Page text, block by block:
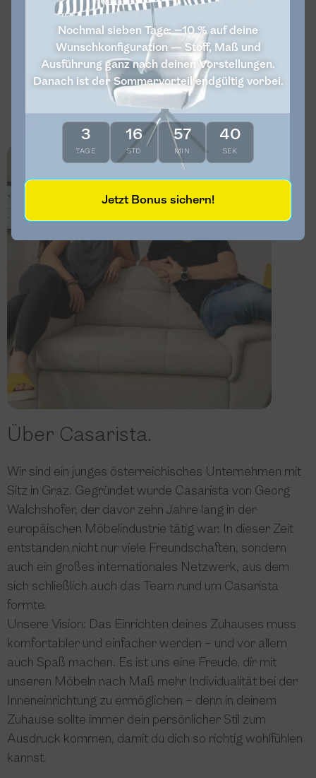
Showroom Zürich ansehen
Über Casarista.
Wir sind ein junges österreichisches Unternehmen mit
Sitz in Graz. Gegründet wurde Casarista von Georg
Walchshofer, der davor zehn Jahre lang in der
europäischen Möbelindustrie tätig war. In dieser Zeit
entstanden nicht nur viele Freundschaften, sondern
auch ein großes internationales Netzwerk, aus dem
sich schließlich auch das Team rund um Casarista
formte.
Unsere Vision: Das Einrichten deines Zuhauses muss
komfortabler und einfacher werden – und vor allem
auch Spaß machen. Es ist uns eine Freude, dir mit
unseren Möbeln nach Maß mehr Individualität bei der
Inneneinrichtung zu ermöglichen – denn in deinem
Zuhause sollte immer dein persönlicher Stil zum
Ausdruck kommen, damit du dich so richtig wohlfühlen
kannst.
Nochmal sieben Tage: −10 % auf deine
Wunschkonfiguration — Stoff, Maß und
Ausführung ganz nach deinen Vorstellungen.
Danach ist der Sommervorteil endgültig vorbei.
3
TAGE
16
STD
57
MIN
39
SEK
Jetzt Bonus sichern!